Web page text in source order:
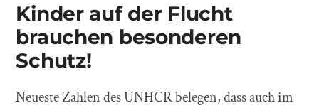
Kinder auf der Flucht
brauchen besonderen
Schutz!
Neueste Zahlen des UNHCR belegen, dass auch im